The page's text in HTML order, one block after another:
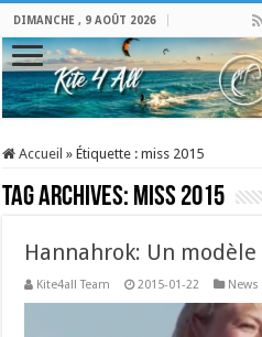
DIMANCHE , 9 AOÛT 2026
Accueil » Étiquette :miss 2015
Tag Archives: miss 2015
Hannahrok: Un
Kite4all Team 2015-01-22 News